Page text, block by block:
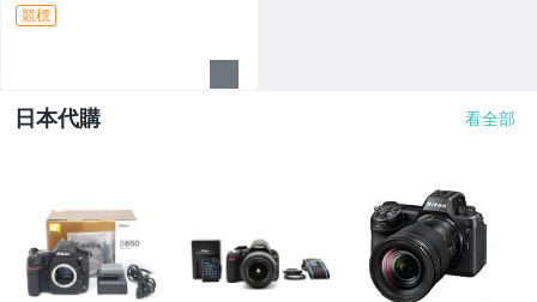
競標
日本代購 看全部